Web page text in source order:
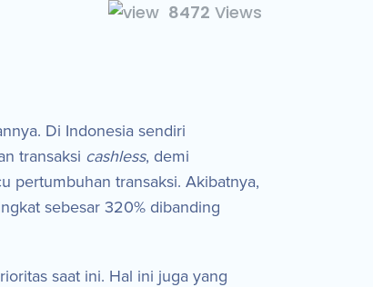
8472 Views
Di Indonesia sendiri
transaksi cashless, demi
pertumbuhan transaksi. Akibatnya,
sebesar 320% dibanding
saat ini. Hal ini juga yang